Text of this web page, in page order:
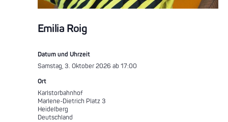
Emilia Roig
Datum und Uhrzeit
Samstag, 3. Oktober 2026 ab 17:00
Ort
Karlstorbahnhof
Marlene-Dietrich Platz 3
Heidelberg
Deutschland